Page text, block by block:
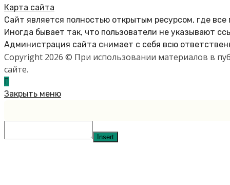
Карта сайта
Сайт является полностью открытым ресурсом, где
Иногда бывает так, что пользователи не указывают
Администрация сайта снимает с себя всю
Copyright 2026 © При использовании материалов в
сайте.
Закрыть меню
Insert